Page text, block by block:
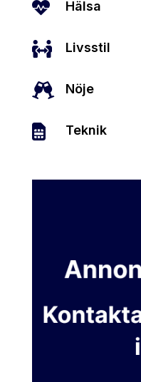
 Hälsa
 Livsstil
 Nöje
 Teknik